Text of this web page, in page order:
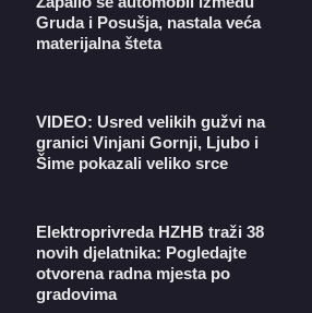
Gruda i Posušja, nastala veća
materijalna šteta
VIDEO: Usred velikih gužvi na
granici Vinjani Gornji, Ljubo i
Šime pokazali veliko srce
​Elektroprivreda HZHB traži 38
novih djelatnika: Pogledajte
otvorena radna mjesta po
gradovima